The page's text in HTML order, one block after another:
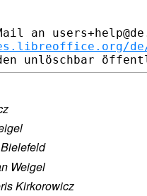
an
Weigel
Kirkorowicz